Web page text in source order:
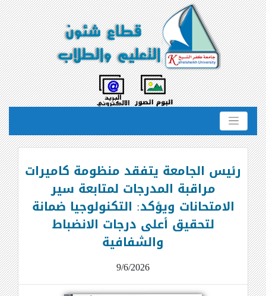
رئيس الجامعة يتفقد منظومة كاميرات
مراقبة المدرجات لمتابعة سير
الامتحانات ويؤكد: التكنولوجيا ضمانة
لتحقيق أعلى درجات الانضباط
والشفافية
9/6/2026